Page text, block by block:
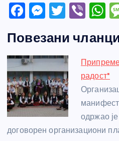
F
c
e
b
o
o
k
M
ss
e
n
g
er
T
itt
er
Vi
er
s
A
p
p
Повезани
радост"
одржао је
договорен организациони